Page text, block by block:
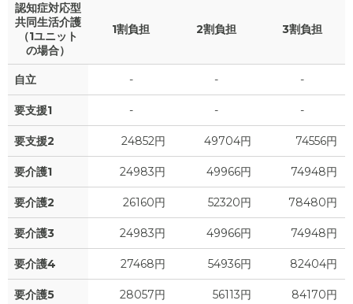
認知症対応型
共同生活介護
（1ユニット
の場合）
1割負担 2割負担 3割負担
自立 - - -
要支援1 - - -
要支援2 24852円 49704円 74556円
要介護1 24983円 49966円 74948円
要介護2 26160円 52320円 78480円
要介護3 24983円 49966円 74948円
要介護4 27468円 54936円 82404円
要介護5 28057円 56113円 84170円